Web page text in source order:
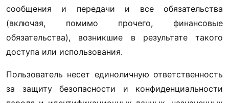
сообщения и передачи и все обязательства
(включая, помимо прочего, финансовые
обязательства), возникшие в результате такого
доступа или использования.
Пользователь несет единоличную ответственность
за защиту безопасности и конфиденциальности